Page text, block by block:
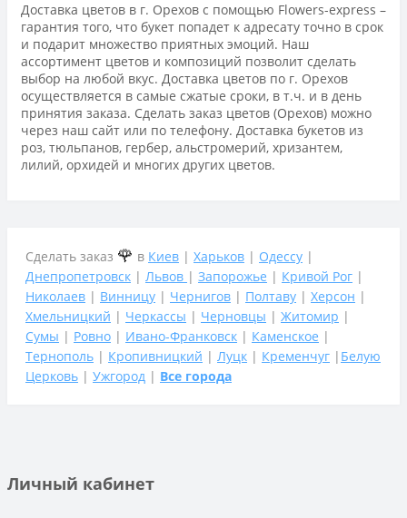
Доставка цветов в г. Орехов с помощью Flowers-express –
гарантия того, что букет попадет к адресату точно в срок
и подарит множество приятных эмоций. Наш
ассортимент цветов и композиций позволит сделать
выбор на любой вкус. Доставка цветов по г. Орехов
осуществляется в самые сжатые сроки, в т.ч. и в день
принятия заказа. Сделать заказ цветов (Орехов) можно
через наш сайт или по телефону. Доставка букетов из
роз, тюльпанов, гербер, альстромерий, хризантем,
лилий, орхидей и многих других цветов.
Сделать заказ 🌹 в Киев | Харьков | Одессу |
Днепропетровск | Львов | Запорожье | Кривой Рог |
Николаев | Винницу | Чернигов | Полтаву | Херсон |
Хмельницкий | Черкассы | Черновцы | Житомир |
Сумы | Ровно | Ивано-Франковск | Каменское |
Тернополь | Кропивницкий | Луцк | Кременчуг | Белую
Церковь | Ужгород | Все города
Личный кабинет